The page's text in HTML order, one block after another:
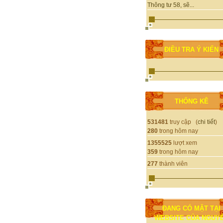
Thông tư 58, sẽ...
ĐIỀU TRA Ý KIẾN
THỐNG KÊ
531481 truy cập (chi tiết)
280 trong hôm nay
1355525 lượt xem
359 trong hôm nay
277 thành viên
ĐANG CÓ MẶT TẠI
WEBSITE CỦA